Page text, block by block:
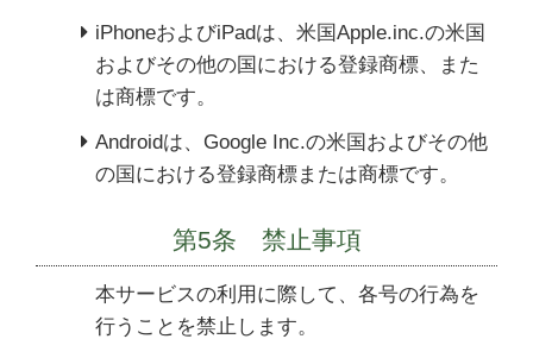
iPhoneおよびiPadは、米国Apple.inc.の米国
およびその他の国における登録商標、また
は商標です。
Androidは、Google Inc.の米国およびその他
の国における登録商標または商標です。
第5条 禁止事項
本サービスの利用に際して、各号の行為を
行うことを禁止します。